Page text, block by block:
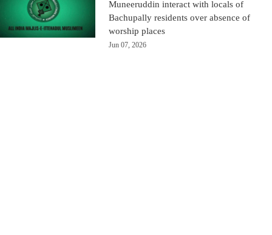
Muneeruddin interact with locals of
Bachupally residents over absence of
worship places
Jun 07, 2026